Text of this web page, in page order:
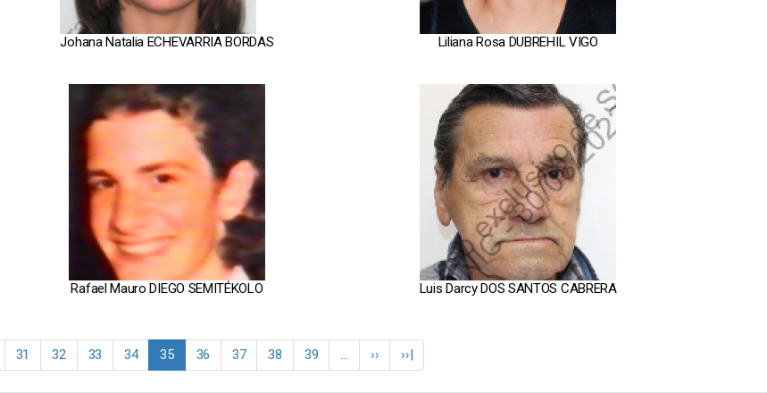
Johana Natalia ECHEVARRIA BORDAS Liliana Rosa DUBREHIL VIGO
Rafael Mauro DIEGO SEMITÉKOLO Luis Darcy DOS SANTOS CABRERA
Página
31 Página
32 Página
33 Página
34
Página
actual
35 Página
36 Página
37 Página
38 Página
39 …
Siguiente
página
››
Última
página
››|